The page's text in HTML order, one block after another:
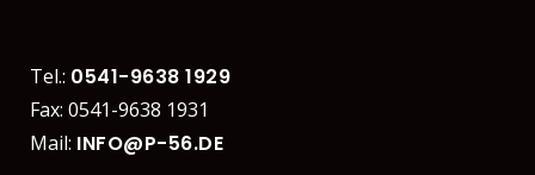
Tel.: 0541-9638 1929
Fax: 0541-9638 1931
Mail: INFO@P-56.DE